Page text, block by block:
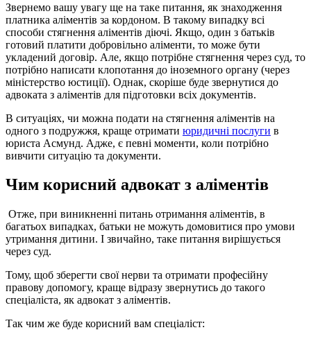
Звернемо вашу увагу ще на таке питання, як знаходження
платника аліментів за кордоном. В такому випадку всі
способи стягнення аліментів діючі. Якщо, один з батьків
готовий платити добровільно аліменти, то може бути
укладений договір. Але, якщо потрібне стягнення через суд, то
потрібно написати клопотання до іноземного органу (через
міністерство юстиції). Однак, скоріше буде звернутися до
адвоката з аліментів для підготовки всіх документів.
В ситуаціях, чи можна подати на стягнення аліментів на
одного з подружжя, краще отримати юридичні послуги в
юриста Асмунд. Адже, є певні моменти, коли потрібно
вивчити ситуацію та документи.
Чим корисний адвокат з аліментів
Отже, при виникненні питань отримання аліментів, в
багатьох випадках, батьки не можуть домовитися про умови
утримання дитини. І звичайно, таке питання вирішується
через суд.
Тому, щоб зберегти свої нерви та отримати професійну
правову допомогу, краще відразу звернутись до такого
спеціаліста, як адвокат з аліментів.
Так чим же буде корисний вам спеціаліст: